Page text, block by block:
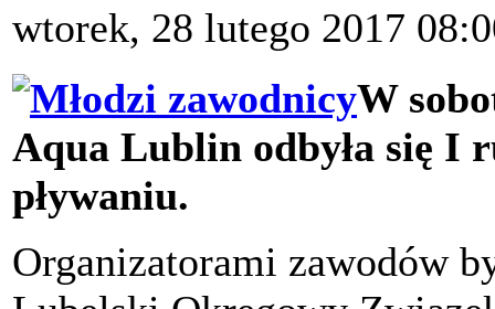
wtorek, 28 lutego 2017
W
Aqua Lublin odbyła się I
pływaniu.
Organizatorami zawodów